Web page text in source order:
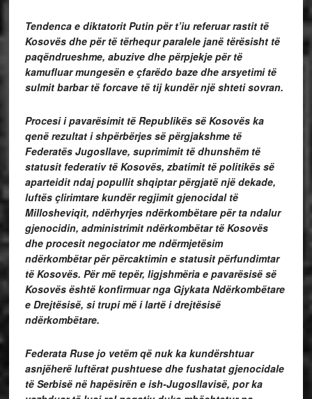
Tendenca e diktatorit Putin për t’iu referuar rastit të
Kosovës dhe për të tërhequr paralele janë tërësisht të
paqëndrueshme, abuzive dhe përpjekje për të
kamufluar mungesën e çfarëdo baze dhe arsyetimi të
sulmit barbar të forcave të tij kundër një shteti sovran.
Procesi i pavarësimit të Republikës së Kosovës ka
qenë rezultat i shpërbërjes së përgjakshme të
Federatës Jugosllave, suprimimit të dhunshëm të
statusit federativ të Kosovës, zbatimit të politikës së
aparteidit ndaj popullit shqiptar përgjatë një dekade,
luftës çlirimtare kundër regjimit gjenocidal të
Millosheviqit, ndërhyrjes ndërkombëtare për ta ndalur
gjenocidin, administrimit ndërkombëtar të Kosovës
dhe procesit negociator me ndërmjetësim
ndërkombëtar për përcaktimin e statusit përfundimtar
të Kosovës. Për më tepër, ligjshmëria e pavarësisë së
Kosovës është konfirmuar nga Gjykata Ndërkombëtare
e Drejtësisë, si trupi më i lartë i drejtësisë
ndërkombëtare.
Federata Ruse jo vetëm që nuk ka kundërshtuar
asnjëherë luftërat pushtuese dhe fushatat gjenocidale
të Serbisë në hapësirën e ish-Jugosllavisë, por ka